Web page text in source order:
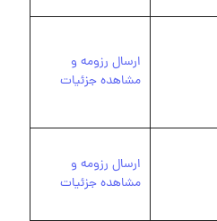
ارسال رزومه و
مشاهده جزئیات
ارسال رزومه و
مشاهده جزئیات